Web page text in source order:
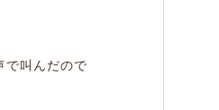
で叫んだので